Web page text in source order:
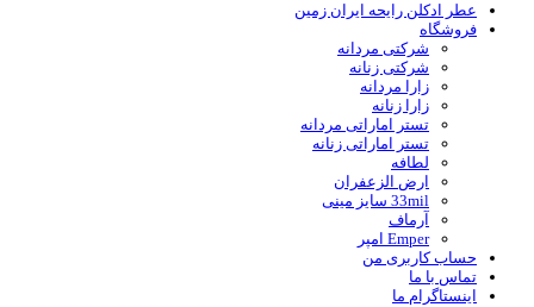
عطر ادکلن رایحه ایران زمین
فروشگاه
شرکتی مردانه
شرکتی زنانه
زارا مردانه
زارا زنانه
تستر اماراتی مردانه
تستر اماراتی زنانه
لطافه
ارض الزعفران
33mil سایز مینی
آرماف
Emper امپر
حساب کاربری من
تماس با ما
اینستاگرام ما